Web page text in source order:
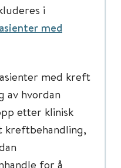
i
med
med kreft
av hvordan
etter klinisk
kreftbehandling,
for å